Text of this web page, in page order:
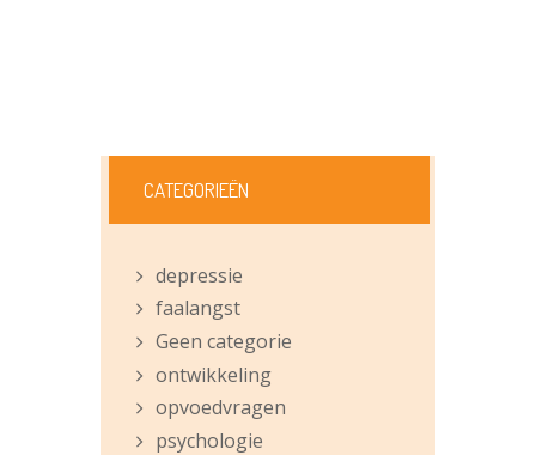
CATEGORIEËN
depressie
faalangst
Geen categorie
ontwikkeling
opvoedvragen
psychologie